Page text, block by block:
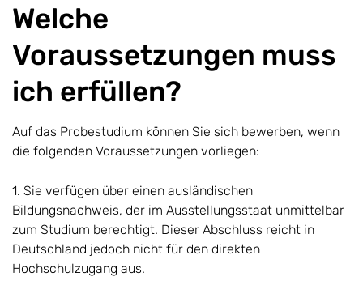
Welche
Voraussetzungen muss
ich erfüllen?
Auf das Probestudium können Sie sich bewerben, wenn
die folgenden Voraussetzungen vorliegen:
1. Sie verfügen über einen ausländischen
Bildungsnachweis, der im Ausstellungsstaat unmittelbar
zum Studium berechtigt. Dieser Abschluss reicht in
Deutschland jedoch nicht für den direkten
Hochschulzugang aus.